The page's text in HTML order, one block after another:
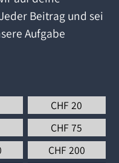
Beitrag und sei
Aufgabe
CHF 20
CHF 75
CHF 200